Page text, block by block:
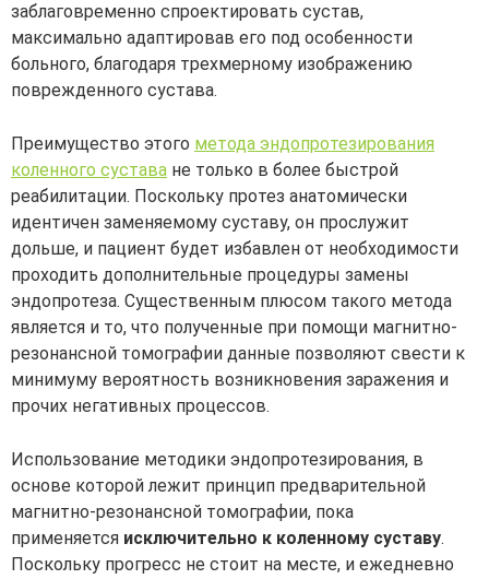
заблаговременно спроектировать сустав,
максимально адаптировав его под особенности
больного, благодаря трехмерному изображению
поврежденного сустава.
Преимущество этого метода эндопротезирования
коленного сустава не только в более быстрой
реабилитации. Поскольку протез анатомически
идентичен заменяемому суставу, он прослужит
дольше, и пациент будет избавлен от необходимости
проходить дополнительные процедуры замены
эндопротеза. Существенным плюсом такого метода
является и то, что полученные при помощи магнитно-
резонансной томографии данные позволяют свести к
минимуму вероятность возникновения заражения и
прочих негативных процессов.
Использование методики эндопротезирования, в
основе которой лежит принцип предварительной
магнитно-резонансной томографии, пока
применяется исключительно к коленному суставу.
Поскольку прогресс не стоит на месте, и ежедневно